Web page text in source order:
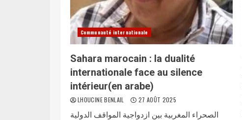
Communauté internationale
Sahara marocain : la dualité
internationale face au silence
intérieur(en arabe)
LHOUCINE BENLAIL 27 AOÛT 2025
الصحراء المغربية بين ازدواجية المواقف الدولية